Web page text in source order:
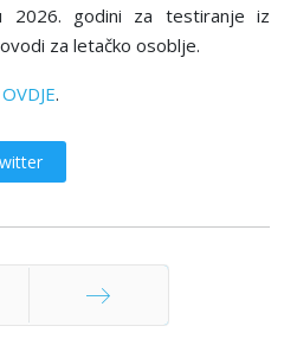
2026. godini za testiranje iz
za letačko osoblјe.
OVDJE.